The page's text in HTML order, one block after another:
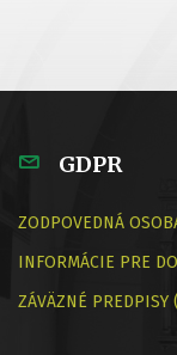
GDPR
ZODPOVEDNÁ
INFORMÁCIE PRE
ZÁVÄZNÉ PREDPISY